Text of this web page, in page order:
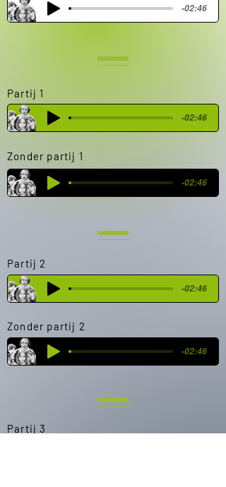
-02:46
Partij 1
-02:46
Zonder partij 1
-02:46
Partij 2
-02:46
Zonder partij 2
-02:46
Partij 3